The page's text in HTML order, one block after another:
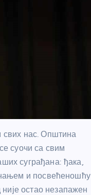
свих нас. Општина
суочи са свим
суграђана: ђака,
и посвећеношћу
остао незапажен